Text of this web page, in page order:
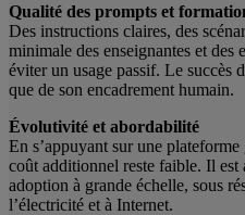
Qualité des prompts et
Des instructions claires, des
minimale des enseignantes et des
éviter un usage passif. Le succès
que de son encadrement humain.
Évolutivité et abordabilité
En s’appuyant sur une
coût additionnel reste faible. Il est
adoption à grande échelle, sous
l’électricité et à Internet.